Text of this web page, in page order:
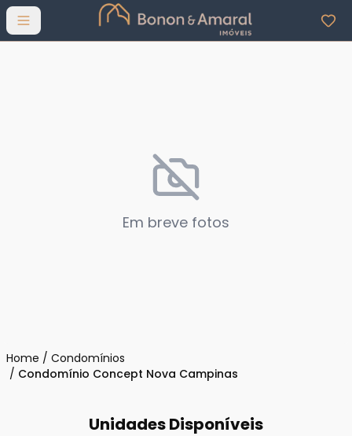
Abrir menu
Em breve fotos
Home / Condomínios
/ Condomínio Concept Nova Campinas
Unidades Disponíveis